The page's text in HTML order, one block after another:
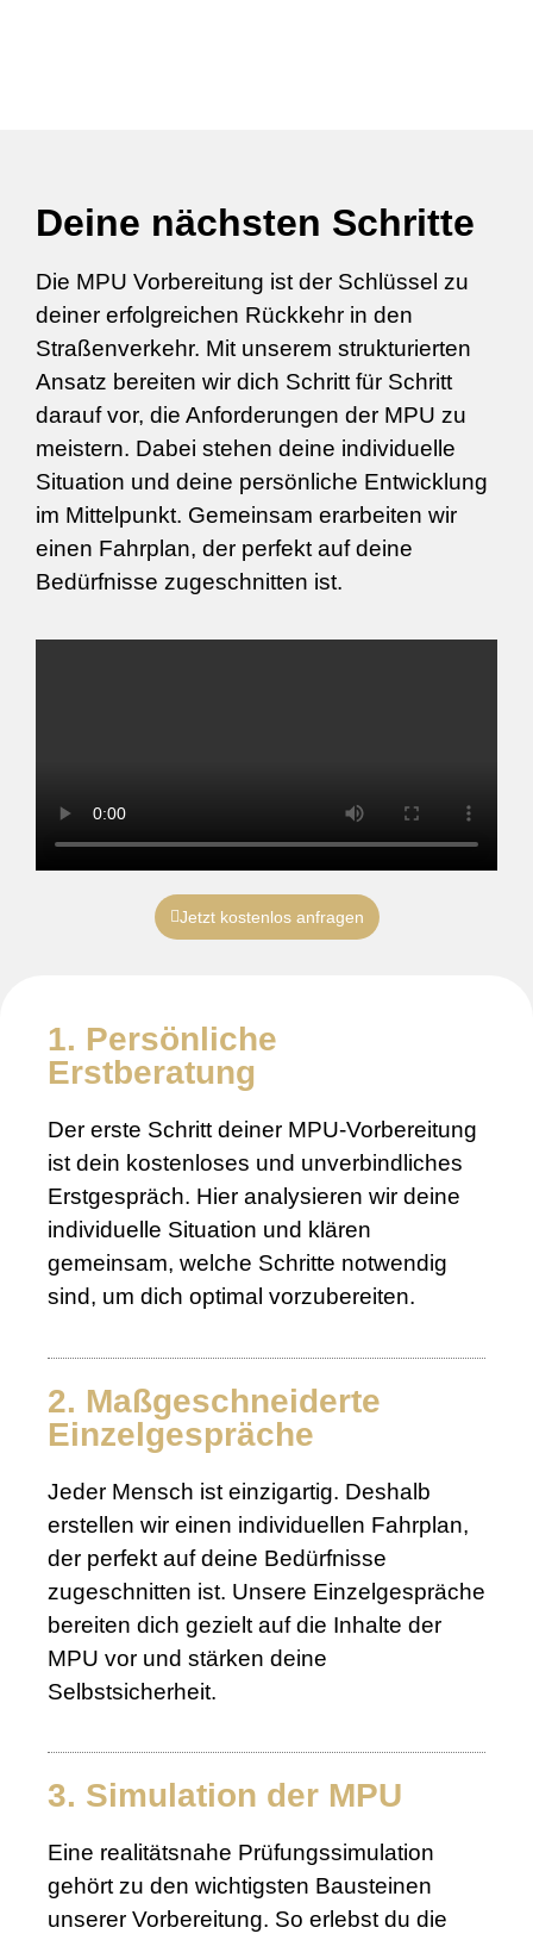
Deine nächsten Schritte
Die MPU Vorbereitung ist der Schlüssel zu
deiner erfolgreichen Rückkehr in den
Straßenverkehr. Mit unserem strukturierten
Ansatz bereiten wir dich Schritt für Schritt
darauf vor, die Anforderungen der MPU zu
meistern. Dabei stehen deine individuelle
Situation und deine persönliche Entwicklung
im Mittelpunkt. Gemeinsam erarbeiten wir
einen Fahrplan, der perfekt auf deine
Bedürfnisse zugeschnitten ist.
Jetzt kostenlos anfragen
1. Persönliche
Erstberatung
Der erste Schritt deiner MPU-Vorbereitung
ist dein kostenloses und unverbindliches
Erstgespräch. Hier analysieren wir deine
individuelle Situation und klären
gemeinsam, welche Schritte notwendig
sind, um dich optimal vorzubereiten.
2. Maßgeschneiderte
Einzelgespräche
Jeder Mensch ist einzigartig. Deshalb
erstellen wir einen individuellen Fahrplan,
der perfekt auf deine Bedürfnisse
zugeschnitten ist. Unsere Einzelgespräche
bereiten dich gezielt auf die Inhalte der
MPU vor und stärken deine
Selbstsicherheit.
3. Simulation der MPU
Eine realitätsnahe Prüfungssimulation
gehört zu den wichtigsten Bausteinen
unserer Vorbereitung. So erlebst du die